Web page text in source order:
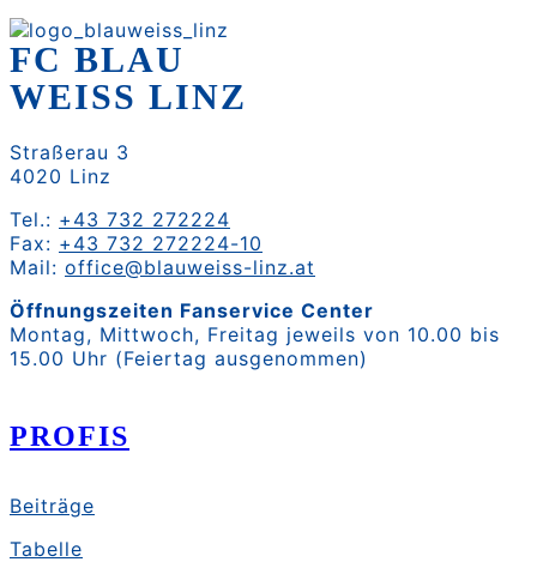
FC BLAU
WEISS LINZ
Straßerau 3
4020 Linz
Tel.: +43 732 272224
Fax: +43 732 272224-10
Mail: office@blauweiss-linz.at
Öffnungszeiten Fanservice Center
Montag, Mittwoch, Freitag jeweils von 10.00 bis
15.00 Uhr (Feiertag ausgenommen)
PROFIS
Beiträge
Tabelle